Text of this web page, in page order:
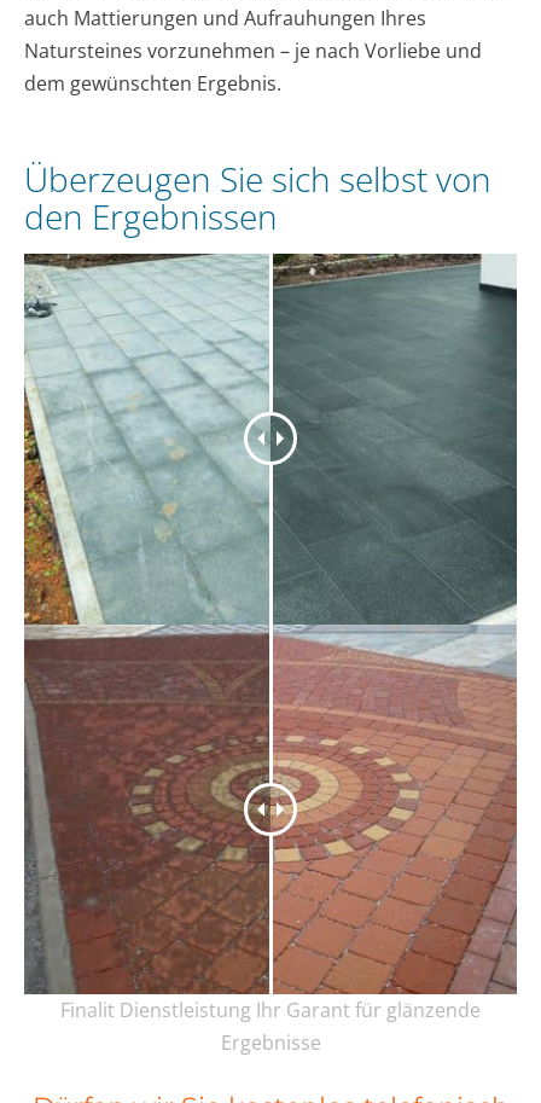
auch Mattierungen und Aufrauhungen Ihres
Natursteines vorzunehmen – je nach Vorliebe und
dem gewünschten Ergebnis.
Überzeugen Sie sich selbst von
den Ergebnissen
Finalit Dienstleistung Ihr Garant für glänzende
Ergebnisse